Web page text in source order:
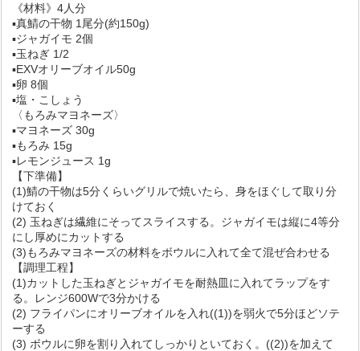
《材料》4人分
▪真鯖の干物 1尾分(約150g)
▪ジャガイモ 2個
▪玉ねぎ 1/2
▪EXVオリーブオイル50g
▪卵 8個
▪塩・こしょう
〈もろみマヨネーズ〉
▪マヨネーズ 30g
▪もろみ 15g
▪レモンジュース 1g
【下準備】
(1)鯖の干物は5分くらいグリルで焼いたら、身をほぐして取り分
けておく
(2) 玉ねぎは繊維にそってスライスする。ジャガイモは縦に4等分
にし厚めにカットする
(3)もろみマヨネーズの材料をボウルに入れて全て混ぜ合わせる
【調理工程】
(1)カットした玉ねぎとジャガイモを耐熱皿に入れてラップをす
る。レンジ600Wで3分かける
(2) フライパンにオリーブオイルを入れ((1))を弱火で5分ほどソテ
ーする
(3) ボウルに卵を割り入れてしっかりといておく。((2))を加えて